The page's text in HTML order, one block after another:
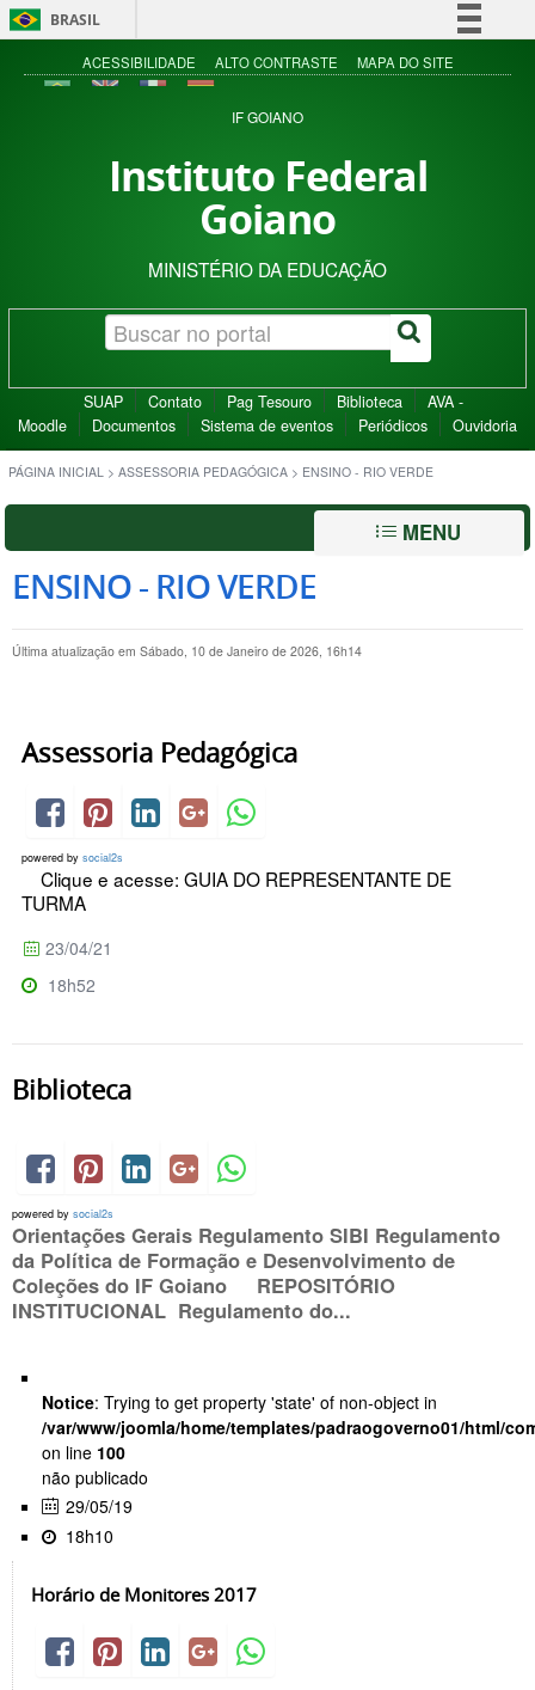
BRASIL
Simplifique!
Acesso à informação
ACESSIBILIDADE ALTO CONTRASTE MAPA DO SITE
IF GOIANO
Instituto Federal
Goiano
MINISTÉRIO DA EDUCAÇÃO
SUAP Contato Pag Tesouro Biblioteca
AVA -
Moodle
Documentos Sistema de eventos Periódicos Ouvidoria
PÁGINA INICIAL > ASSESSORIA PEDAGÓGICA > ENSINO - RIO VERDE
MENU
ENSINO - RIO VERDE
Última atualização em Sábado, 10 de Janeiro de 2026, 16h14
Assessoria Pedagógica
powered by social2s
Clique e acesse: GUIA DO REPRESENTANTE DE
TURMA
23/04/21
18h52
Biblioteca
powered by social2s
Orientações Gerais Regulamento SIBI Regulamento
da Política de Formação e Desenvolvimento de
Coleções do IF Goiano REPOSITÓRIO
INSTITUCIONAL Regulamento do...
Notice: Trying to get property 'state' of non-object in
/var/www/joomla/home/templates/padraogoverno01/html/
on line 100
não publicado
29/05/19
18h10
Horário de Monitores 2017